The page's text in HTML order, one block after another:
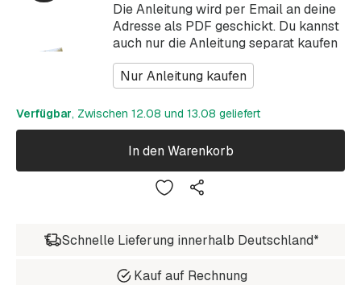
Die Anleitung wird per Email an deine
Adresse als PDF geschickt. Du kannst
auch nur die Anleitung separat kaufen
Nur Anleitung kaufen
Verfügbar, Zwischen 12.08 und 13.08 geliefert
In den Warenkorb
Schnelle Lieferung innerhalb Deutschland*
Kauf auf Rechnung